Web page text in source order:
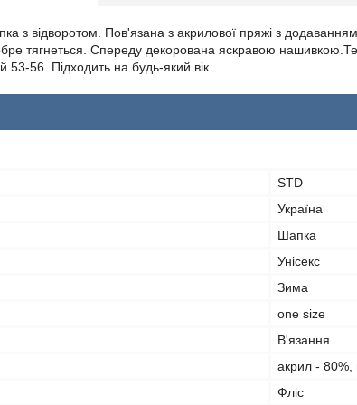
з відворотом. Пов'язана з акрилової пряжі з
тягнеться. Спереду декорована яскравою
53-56. Підходить на будь-який вік.
STD
Україна
Шапка
Унісекс
Зима
one size
В'язання
акрил - 80%,
Фліс